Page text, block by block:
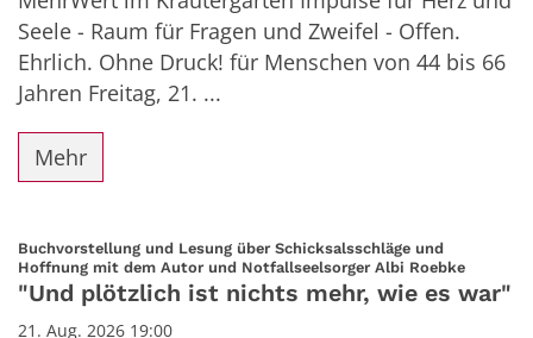
Seele - Raum für Fragen und Zweifel - Offen.
Ehrlich. Ohne Druck! für Menschen von 44 bis 66
Jahren Freitag, 21. ...
Mehr
Buchvorstellung und Lesung über Schicksalsschläge und
Hoffnung mit dem Autor und Notfallseelsorger Albi Roebke:
"Und plötzlich ist nichts mehr, wie es war"
21. Aug. 2026 19:00